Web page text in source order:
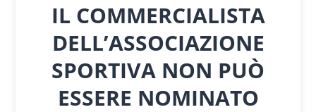
IL COMMERCIALISTA
DELL’ASSOCIAZIONE
SPORTIVA NON PUÒ
ESSERE NOMINATO